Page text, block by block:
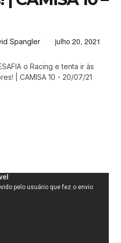
Spangler julho 20, 2021